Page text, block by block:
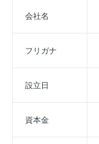
会社名
フリガナ
設立日
資本金